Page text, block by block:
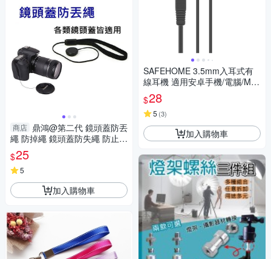
商店 鼎鴻@第二代 鏡頭蓋防丟
繩 防掉繩 鏡頭蓋防失繩 防止鏡
頭蓋掉落
$25
5
加入購物車
SAFEHOME 3.5mm入耳式有
線耳機 適用安卓手機/電腦/MP
3/MP4 (不帶麥、不可通話，僅
能聽音樂) EH3501
$28
5 (3)
加入購物車